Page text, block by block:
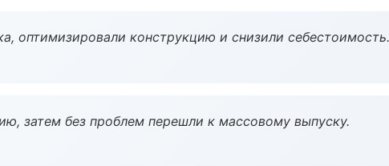
оптимизировали конструкцию и снизили себестоимость.
затем без проблем перешли к массовому выпуску.